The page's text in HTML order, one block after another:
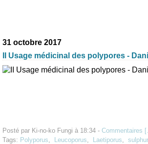
31 octobre 2017
II Usage médicinal des polypores -
Posté par Ki-no-ko Fungi à 18:34 - Commentaires [
Tags: Polyporus, Leucoporus, Laetiporus,